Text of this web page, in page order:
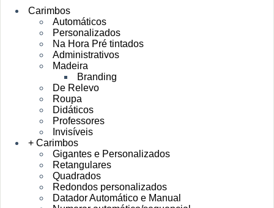
Carimbos
Automáticos
Personalizados
Na Hora Pré tintados
Administrativos
Madeira
Branding
De Relevo
Roupa
Didáticos
Professores
Invisíveis
+ Carimbos
Gigantes e Personalizados
Retangulares
Quadrados
Redondos personalizados
Datador Automático e Manual